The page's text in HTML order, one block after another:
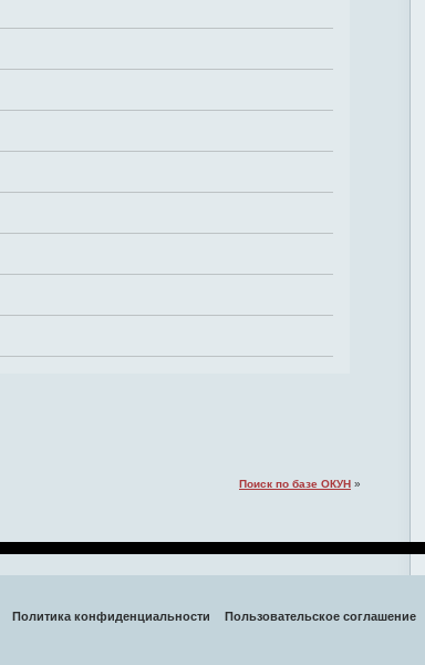
Поиск по базе ОКУН »
Политика конфиденциальности Пользовательское соглашение